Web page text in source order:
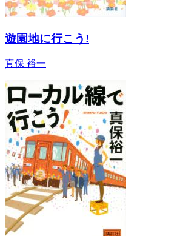
遊園地に行こう!
真保 裕一